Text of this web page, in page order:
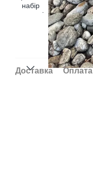
Доставка Оплата